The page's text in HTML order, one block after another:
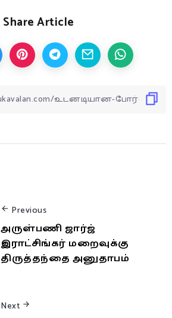
Share Article
Previous
அருள்பணி ஜார்ஜ்
இராட்சிங்கர் மறைவுக்கு
திருத்தந்தை அனுதாபம்
Next